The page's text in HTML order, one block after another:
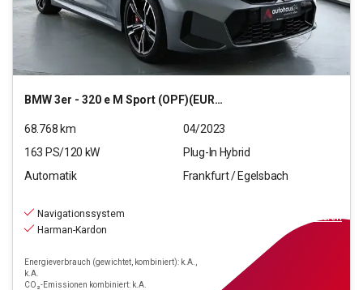
BMW3er - 320 e M Sport (OPF)(EURO 6d)
68.768 km
04/2023
163 PS/120 kW
Plug-In Hybrid
Automatik
Frankfurt / Egelsbach
Navigationssystem
Harman-Kardon
Energieverbrauch (gewichtet, kombiniert): k.A.,
k.A.
CO₂-Emissionen kombiniert: k.A.
finanzieren